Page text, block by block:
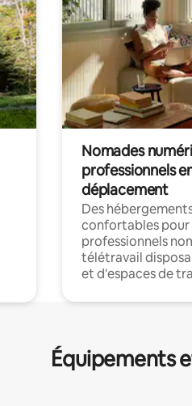
Nomades
professionnels
déplacement
Des
confortables pour
professionnels
télétravail
et d'espaces de
Équipements